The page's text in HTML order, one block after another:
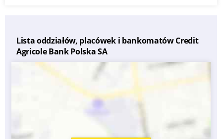
Lista oddziałów, placówek i bankomatów Credit
Agricole Bank Polska SA